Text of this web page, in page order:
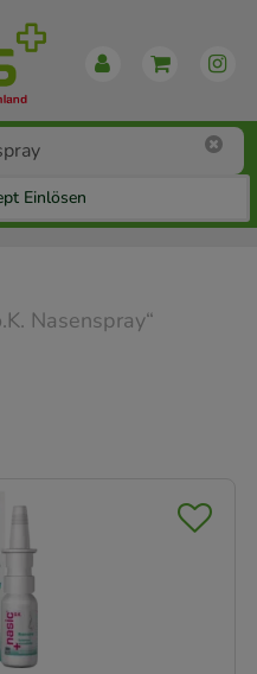
Einlösen
Nasenspray“